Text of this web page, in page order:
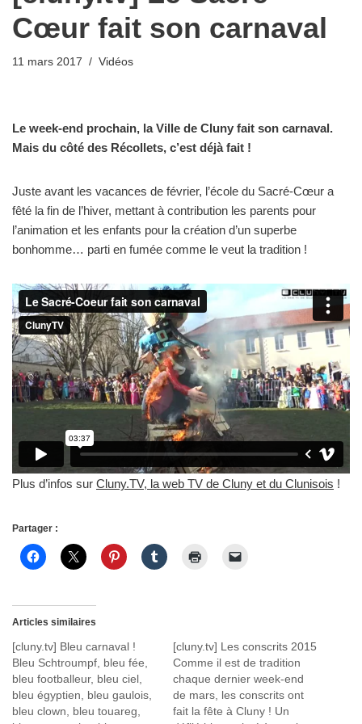
Cœur fait son carnaval
11 mars 2017 Vidéos
Le week-end prochain, la Ville de Cluny fait son carnaval.
Mais du côté des Récollets, c’est déjà fait !
Juste avant les vacances de février, l’école du Sacré-Cœur a
fêté la fin de l’hiver, mettant à contribution les parents pour
l’animation et les enfants pour la création d’un superbe
bonhomme… parti en fumée comme le veut la tradition !
Plus d’infos sur Cluny.TV, la web TV de Cluny et du Clunisois !
Partager :
Articles similaires
[cluny.tv] Bleu carnaval !
Bleu Schtroumpf, bleu fée,
bleu footballeur, bleu ciel,
bleu égyptien, bleu gaulois,
bleu clown, bleu touareg,
[cluny.tv] Les conscrits 2015
Comme il est de tradition
chaque dernier week-end
de mars, les conscrits ont
fait la fête à Cluny ! Un